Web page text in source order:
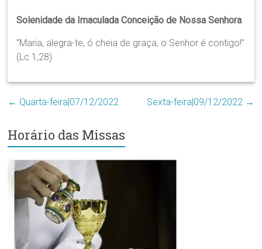
Retiro
Solenidade da Imaculada Conceição de Nossa Senhora
“Maria, alegra-te, ó cheia de graça, o Senhor é contigo!”
(Lc 1,28)
← Quarta-feira|07/12/2022 Sexta-feira|09/12/2022 →
Horário das Missas